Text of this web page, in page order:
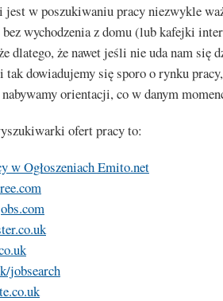
jest w poszukiwaniu pracy niezwykle
wychodzenia z domu (lub kafejki
dlatego, że nawet jeśli nie uda nam się
tak dowiadujemy się sporo o rynku
orientacji, co w danym
ofert pracy to:
w Ogłoszeniach Emito.net
jobsearch